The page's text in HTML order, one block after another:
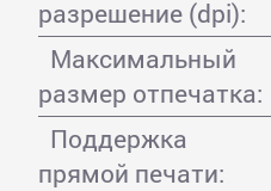
разрешение (dpi):
Максимальный
размер отпечатка:
Поддержка
прямой печати: